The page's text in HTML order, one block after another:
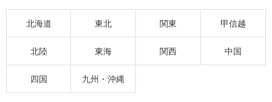
北海道 東北 関東 甲信越
北陸 東海 関西 中国
四国 九州・沖縄